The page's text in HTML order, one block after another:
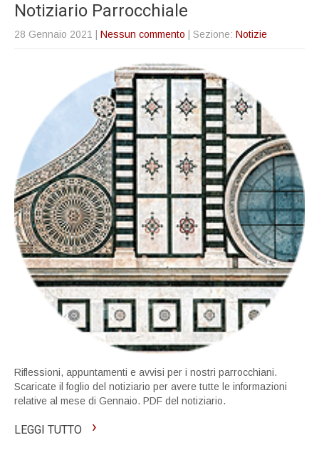
Notiziario Parrocchiale
28 Gennaio 2021 Nessun commento | Sezione: Notizie
Riflessioni, appuntamenti e avvisi per i nostri parrocchiani.
Scaricate il foglio del notiziario per avere tutte le informazioni
relative al mese di Gennaio. PDF del notiziario.
LEGGI TUTTO ›